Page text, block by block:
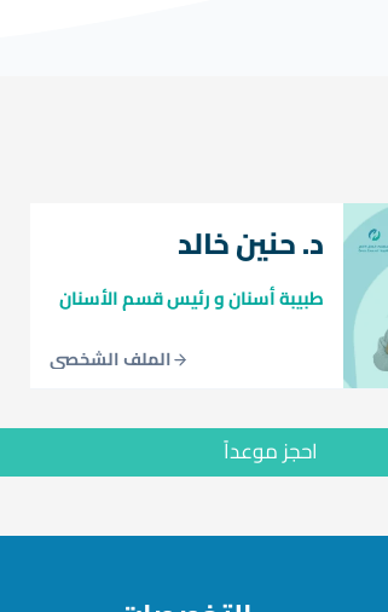
د. حنين خالد
طبيبة أسنان و رئيس قسم الأسنان
الملف الشخصي
احجز موعداً